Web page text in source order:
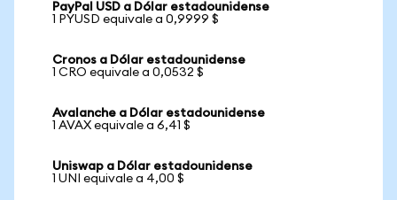
PayPal USD a Dólar estadounidense
1 PYUSD equivale a 0,9999 $
Cronos a Dólar estadounidense
1 CRO equivale a 0,0532 $
Avalanche a Dólar estadounidense
1 AVAX equivale a 6,41 $
Uniswap a Dólar estadounidense
1 UNI equivale a 4,00 $